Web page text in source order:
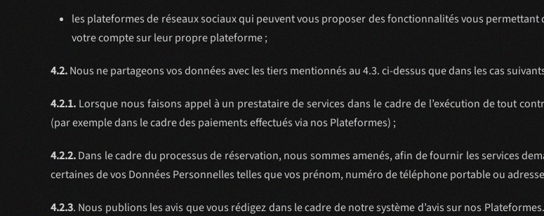
les plateformes de réseaux sociaux qui peuvent vous proposer des fonctionnalités vous
votre compte sur leur propre plateforme ;
4.2.Nous ne partageons vos données avec les tiers mentionnés au 4.3. ci-dessus que dans les cas
4.2.1. Lorsque nous faisons appel à un prestataire de services dans le cadre de l’exécution de tout
(par exemple dans le cadre des paiements effectués via nos Plateformes) ;
4.2.2.Dans le cadre du processus de réservation, nous sommes amenés, afin de fournir les services
certaines de vos Données Personnelles telles que vos prénom, numéro de téléphone portable ou
4.2.3. Nous publions les avis que vous rédigez dans le cadre de notre système d’avis sur nos